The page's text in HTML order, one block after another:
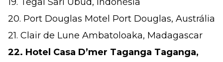
20. Port Douglas Motel Port Douglas, Austrália
21. Clair de Lune Ambatoloaka, Madagascar
22. Hotel Casa D’mer Taganga Taganga,